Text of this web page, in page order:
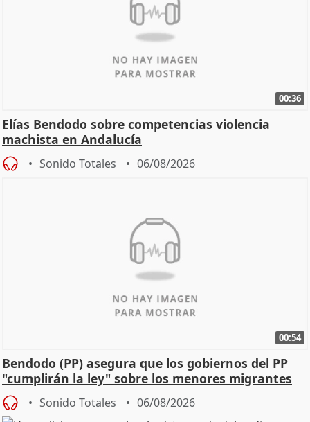
00:36
Elías Bendodo sobre competencias violencia
machista en Andalucía
Sonido Totales 06/08/2026
00:54
Bendodo (PP) asegura que los gobiernos del PP
"cumplirán la ley" sobre los menores migrantes
Sonido Totales 06/08/2026